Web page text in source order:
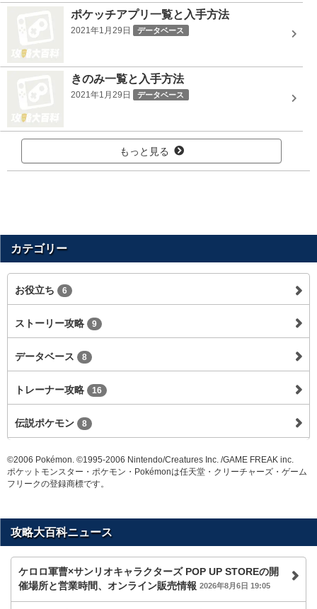
ポケッチアプリ一覧と入手方法
2021年1月29日 データベース
きのみ一覧と入手方法
2021年1月29日 データベース
もっと見る
カテゴリー
お役立ち 6
ストーリー攻略 9
データベース 8
トレーナー攻略 16
伝説ポケモン 8
©2006 Pokémon. ©1995-2006 Nintendo/Creatures Inc. /GAME FREAK inc.
ポケットモンスター・ポケモン・Pokémonは任天堂・クリーチャーズ・ゲーム
フリークの登録商標です。
攻略大百科ニュース
ケロロ軍曹×サンリオキャラクターズ POP UP STOREの開
催場所と営業時間、オンライン販売情報 2026年8月6日 19:05